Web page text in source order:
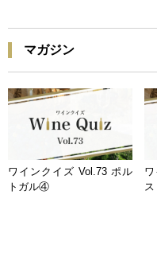
マガジン
ワインクイズ Vol.73 ポル
トガル④